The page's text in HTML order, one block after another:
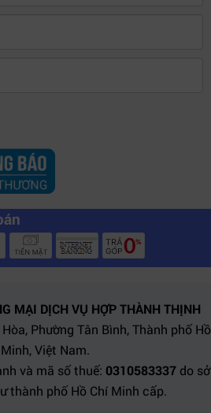
MẠI DỊCH VỤ HỢP THÀNH THỊNH
Phường Tân Bình, Thành phố Hồ
Việt Nam.
và mã số thuế: 0310583337 do sở
thành phố Hồ Chí Minh cấp.